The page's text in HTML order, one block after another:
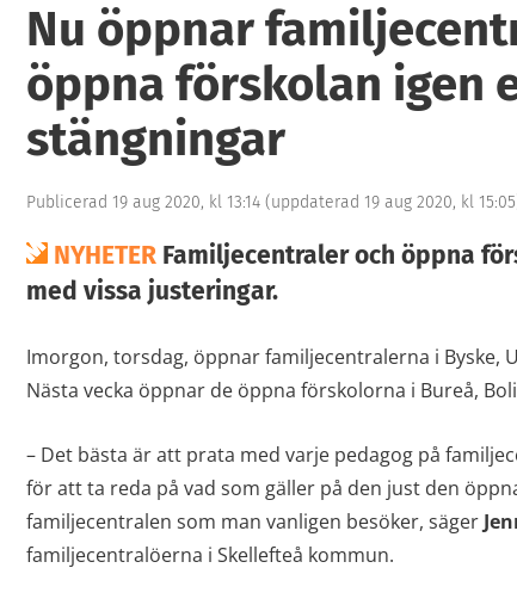
Nu öppnar
öppna förskolan igen
stängningar
Publicerad 19 aug 2020, kl 13:14 (uppdaterad 19 aug 2020, kl
NYHETERFamiljecentraler och öppna
med vissa justeringar.
Imorgon, torsdag, öppnar familjecentralerna i Byske,
Nästa vecka öppnar de öppna förskolorna i Bureå,
– Det bästa är att prata med varje pedagog på
för att ta reda på vad som gäller på den just den
familjecentralen som man vanligen besöker, säger
familjecentralöerna i Skellefteå kommun.